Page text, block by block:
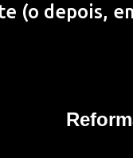
(o depois,